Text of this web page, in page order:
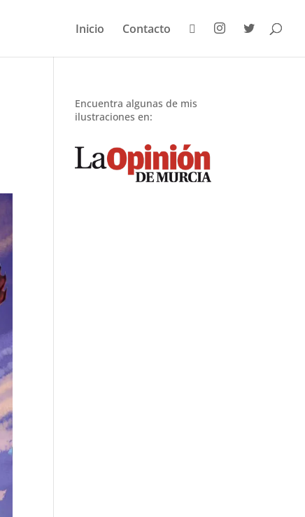
Inicio Contacto
Encuentra algunas de mis
ilustraciones en: